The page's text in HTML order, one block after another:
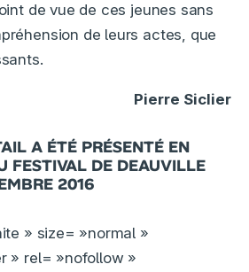
de vue de ces jeunes sans
de leurs actes, que
Pierre Siclier
A ÉTÉ PRÉSENTÉ EN
FESTIVAL DE DEAUVILLE
2016
» size= »normal »
» rel= »nofollow »